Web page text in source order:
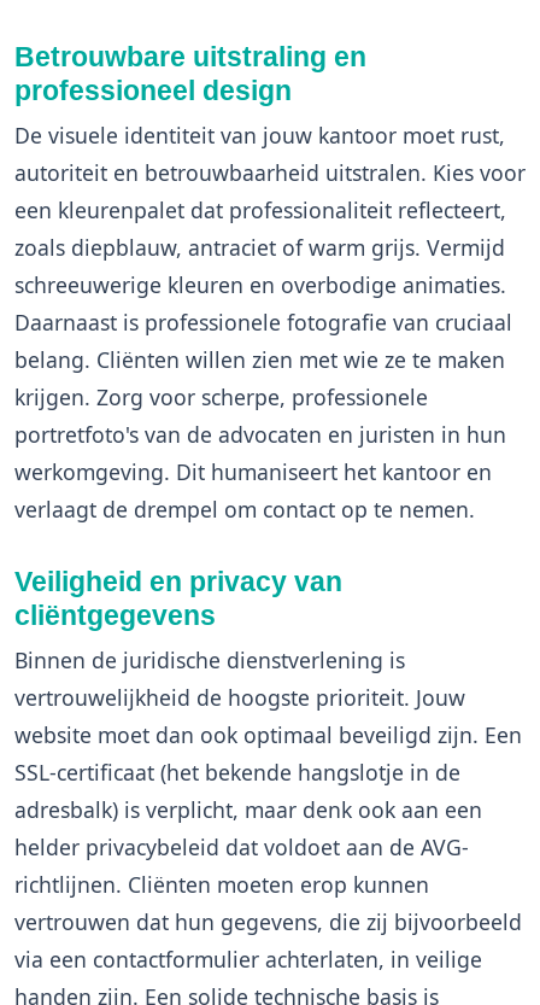
Betrouwbare uitstraling en
professioneel design
De visuele identiteit van jouw kantoor moet rust,
autoriteit en betrouwbaarheid uitstralen. Kies voor
een kleurenpalet dat professionaliteit reflecteert,
zoals diepblauw, antraciet of warm grijs. Vermijd
schreeuwerige kleuren en overbodige animaties.
Daarnaast is professionele fotografie van cruciaal
belang. Cliënten willen zien met wie ze te maken
krijgen. Zorg voor scherpe, professionele
portretfoto's van de advocaten en juristen in hun
werkomgeving. Dit humaniseert het kantoor en
verlaagt de drempel om contact op te nemen.
Veiligheid en privacy van
cliëntgegevens
Binnen de juridische dienstverlening is
vertrouwelijkheid de hoogste prioriteit. Jouw
website moet dan ook optimaal beveiligd zijn. Een
SSL-certificaat (het bekende hangslotje in de
adresbalk) is verplicht, maar denk ook aan een
helder privacybeleid dat voldoet aan de AVG-
richtlijnen. Cliënten moeten erop kunnen
vertrouwen dat hun gegevens, die zij bijvoorbeeld
via een contactformulier achterlaten, in veilige
handen zijn. Een solide technische basis is